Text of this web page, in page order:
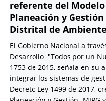
referente del
Planeación y
Distrital de Ambiente
El Gobierno Nacional a
Desarrollo "Todos por un
1753 de 2015, señala en su
integrar los sistemas de
Decreto Ley 1499 de 2017,